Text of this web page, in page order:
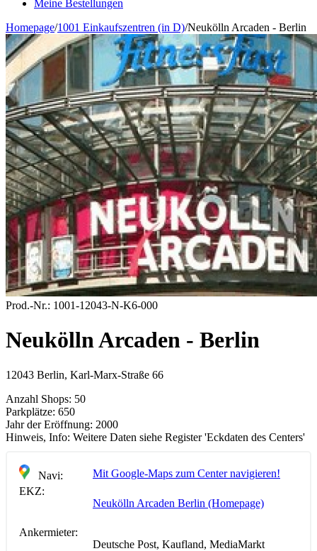
Meine Bestellungen
Homepage/1001 Einkaufszentren (in D)/Neukölln Arcaden - Berlin
Prod.-Nr.: 1001-12043-N-K6-000
Neukölln Arcaden - Berlin
12043 Berlin, Karl-Marx-Straße 66
Anzahl Shops: 50
Parkplätze: 650
Jahr der Eröffnung: 2000
Hinweis, Info: Weitere Daten siehe Register 'Eckdaten des Centers'
Navi:
Mit Google-Maps zum Center navigieren!
EKZ:
Neukölln Arcaden Berlin (Homepage)
Ankermieter:
Deutsche Post, Kaufland, MediaMarkt